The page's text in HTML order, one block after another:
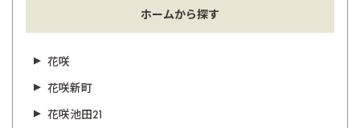
ホームから探す
花咲
花咲新町
花咲池田21